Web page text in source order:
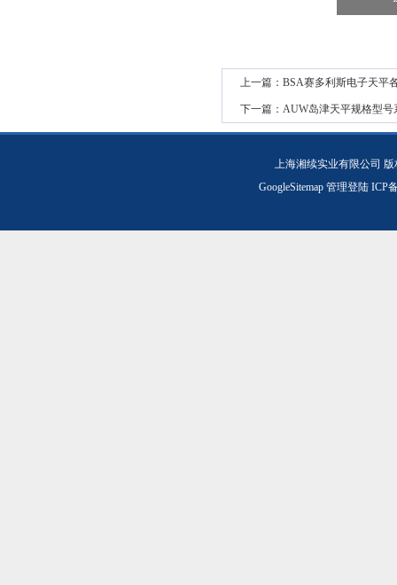
上一篇： BSA赛多利斯电子天平
下一篇： AUW岛津天平规格型号
上海湘续实业有限公司
GoogleSitemap 管理登陆ICP